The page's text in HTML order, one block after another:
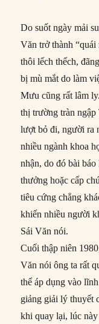
Do suốt ngày mải
Văn trở thành
thôi lếch thếch,
bị mù mắt do làm
Mưu cũng rất lâm
thị trường tràn ngập
lượt bỏ đi, người ra
nhiều ngành khoa
nhận, do đó bài
thưởng hoặc cấp
tiêu cứng chẳng
khiến nhiều người
Sái Văn nói.
Cuối thập niên
Văn nói ông ta rất
thể áp dụng vào
giảng giải lý thuyết
khi quay lại, lúc